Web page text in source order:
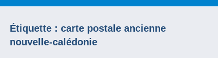
Étiquette : carte postale ancienne
nouvelle-calédonie